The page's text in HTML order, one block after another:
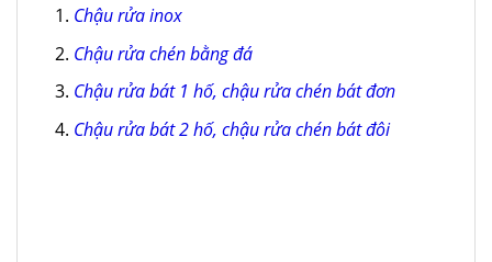
Chậu rửa inox
Chậu rửa chén bằng đá
Chậu rửa bát 1 hố, chậu rửa chén bát đơn
Chậu rửa bát 2 hố, chậu rửa chén bát đôi